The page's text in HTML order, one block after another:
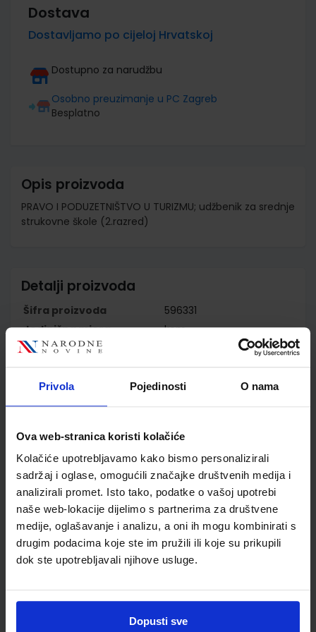
Privola Pojedinosti O nama
Ova web-stranica koristi kolačiće
Kolačiće upotrebljavamo kako bismo personalizirali
sadržaj i oglase, omogućili značajke društvenih medija i
analizirali promet. Isto tako, podatke o vašoj upotrebi
naše web-lokacije dijelimo s partnerima za društvene
medije, oglašavanje i analizu, a oni ih mogu kombinirati s
drugim podacima koje ste im pružili ili koje su prikupili
dok ste upotrebljavali njihove usluge.
Dopusti sve
Dostava
Dostavljamo po cijeloj Hrvatskoj
Dostupno za narudžbu
Osobno preuzimanje u PC Zagreb
Besplatno
Opis proizvoda
PRAVO I PODUZETNIŠTVO U TURIZMU; udžbenik za srednje
strukovne škole (2.razred)
Detalji proizvoda
Šifra proizvoda
596331
Jedinična mjera
kom
Nakladnik
ŠKOLSKA KNJIGA d.d.
Autor
Katarina Miličević Tin
Nemčić
Vrsta škole
3 STRUKOVNA
Nastavni predmet
STRUKOVNE ŠKOLE
Reg br min
8260